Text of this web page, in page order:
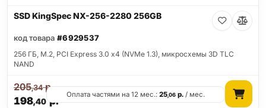
SSD KingSpec NX-256-2280 256GB
код товара #6929537
256 ГБ, M.2, PCI Express 3.0 x4 (NVMe 1.3), микросхемы 3D TLC
NAND
198,40р.
205,34р.
Оплата частями на 12 мес.:25,06 р. / мес.